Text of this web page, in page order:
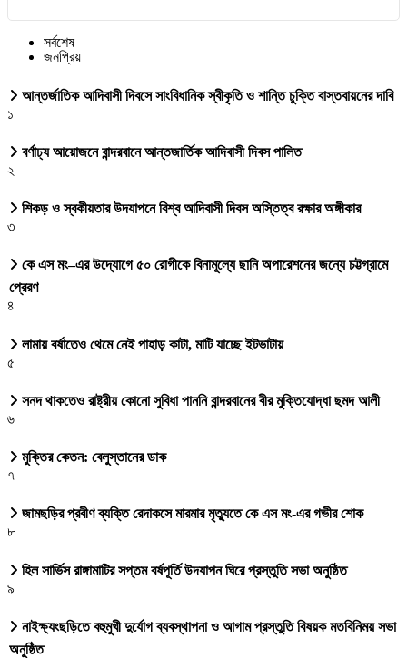
সর্বশেষ
জনপ্রিয়
আন্তর্জাতিক আদিবাসী দিবসে সাংবিধানিক স্বীকৃতি ও শান্তি চুক্তি বাস্তবায়নের দাবি
১
বর্ণাঢ্য আয়োজনে বান্দরবানে আন্তজার্তিক আদিবাসী দিবস পালিত
২
শিকড় ও স্বকীয়তার উদযাপনে বিশ্ব আদিবাসী দিবস অস্তিত্ব রক্ষার অঙ্গীকার
৩
কে এস মং–এর উদ্যোগে ৫০ রোগীকে বিনামূল্যে ছানি অপারেশনের জন্যে চট্টগ্রামে
প্রেরণ
৪
লামায় বর্ষাতেও থেমে নেই পাহাড় কাটা, মাটি যাচ্ছে ইটভাটায়
৫
সনদ থাকতেও রাষ্ট্রীয় কোনো সুবিধা পাননি বান্দরবানের বীর মুক্তিযোদ্ধা ছমদ আলী
৬
মুক্তির কেতন: বেলুস্তানের ডাক
৭
জামছড়ির প্রবীণ ব্যক্তি রেদাকসে মারমার মৃত্যুতে কে এস মং-এর গভীর শোক
৮
হিল সার্ভিস রাঙ্গামাটির সপ্তম বর্ষপূর্তি উদযাপন ঘিরে প্রস্তুতি সভা অনুষ্ঠিত
৯
নাইক্ষ্যংছড়িতে বহুমুখী দুর্যোগ ব্যবস্থাপনা ও আগাম প্রস্তুতি বিষয়ক মতবিনিময় সভা
অনুষ্ঠিত